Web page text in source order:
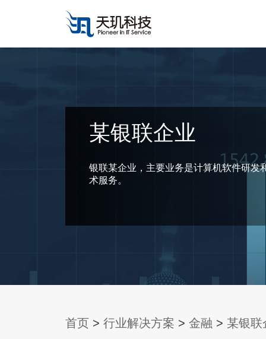
某银联企业
银联某企业，主要业务是计算机软件研发
术服务。
首页 > 行业解决方案 > 金融 > 某银联